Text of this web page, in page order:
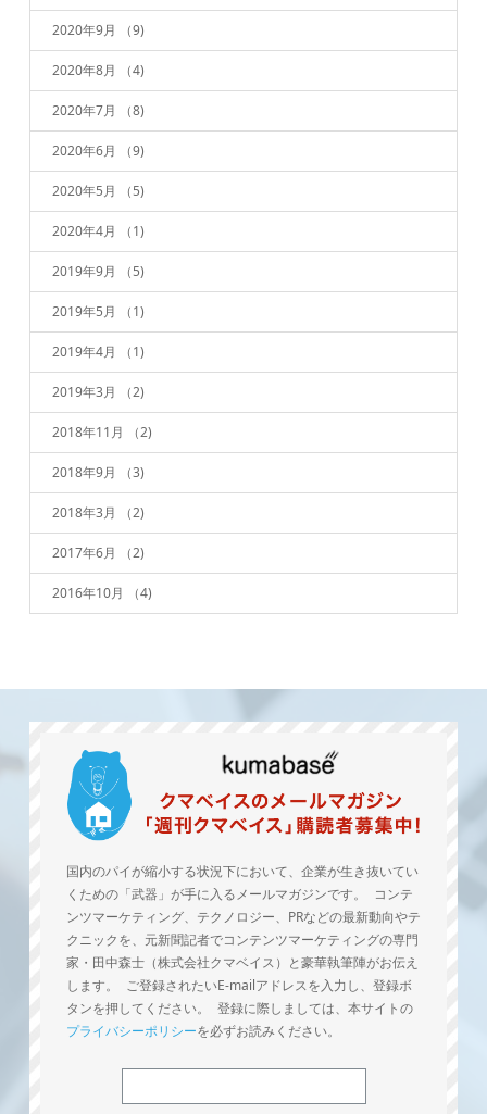
2020年9月 （9)
2020年8月 （4)
2020年7月 （8)
2020年6月 （9)
2020年5月 （5)
2020年4月 （1)
2019年9月 （5)
2019年5月 （1)
2019年4月 （1)
2019年3月 （2)
2018年11月 （2)
2018年9月 （3)
2018年3月 （2)
2017年6月 （2)
2016年10月 （4)
国内のパイが縮小する状況下において、企業が生き抜いてい
くための「武器」が手に入るメールマガジンです。 コンテ
ンツマーケティング、テクノロジー、PRなどの最新動向やテ
クニックを、元新聞記者でコンテンツマーケティングの専門
家・田中森士（株式会社クマベイス）と豪華執筆陣がお伝え
します。 ご登録されたいE-mailアドレスを入力し、登録ボ
タンを押してください。 登録に際しましては、本サイトの
プライバシーポリシーを必ずお読みください。